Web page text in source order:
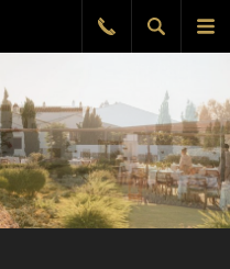
le
Afficher
la
Rappel
gratuit